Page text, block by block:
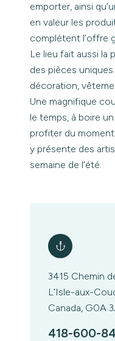
emporter, ainsi
en valeur les
complètent l’offre
Le lieu fait aussi la
des pièces uniques
décoration,
Une magnifique
le temps, à boire
profiter du
y présente des
semaine de l’été.
3415 Chemin
L’Isle-aux-
Canada, G0A
418-600-